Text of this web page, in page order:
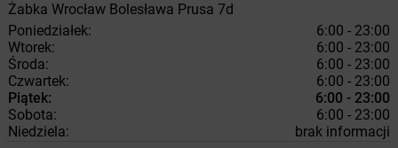
Żabka Wrocław Bolesława Prusa 7d
Poniedziałek:
6:00 - 23:00
Wtorek:
6:00 - 23:00
Środa:
6:00 - 23:00
Czwartek:
6:00 - 23:00
Piątek:
6:00 - 23:00
Sobota:
6:00 - 23:00
Niedziela:
brak informacji